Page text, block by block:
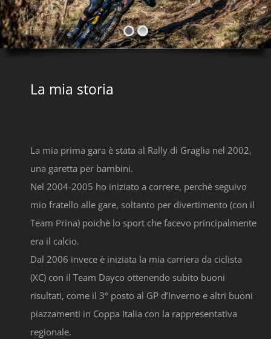
La mia storia
La mia prima gara è stata al Rally di Graglia nel 2002,
una garetta per bambini.
Nel 2004-2005 ho iniziato a correre, perchè seguivo
mio fratello alle gare, soltanto per divertimento (con il
Team Prina) poichè lo sport che facevo principalmente
era il calcio.
Dal 2006 invece è iniziata la mia carriera da ciclista
(XC) con il Team Dayco ottenendo subito buoni
risultati, come il 3° posto al GP d’Inverno e altri buoni
piazzamenti in Coppa Italia con la rappresentativa
regionale.